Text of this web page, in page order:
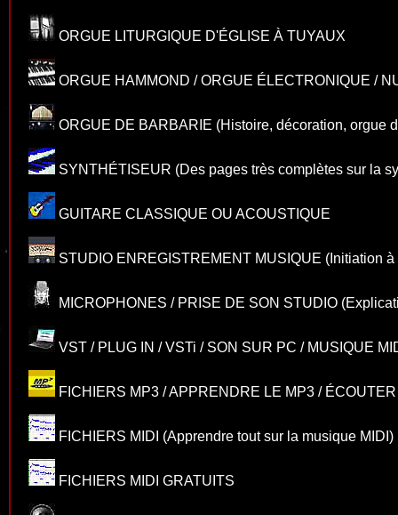
ORGUE LITURGIQUE D'ÉGLISE À TUYAUX
ORGUE HAMMOND / ORGUE ÉLECTRONIQUE /
ORGUE DE BARBARIE (Histoire, décoration, orgue
SYNTHÉTISEUR (Des pages très complètes sur la
GUITARE CLASSIQUE OU ACOUSTIQUE
STUDIO ENREGISTREMENT MUSIQUE (Initiation
MICROPHONES / PRISE DE SON STUDIO
VST / PLUG IN / VSTi / SON SUR PC / MUSIQUE
FICHIERS MP3 / APPRENDRE LE MP3 /
FICHIERS MIDI (Apprendre tout sur la musique MIDI)
FICHIERS MIDI GRATUITS